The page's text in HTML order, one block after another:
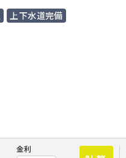
上下水道完備
金利